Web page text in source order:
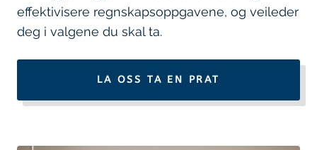
effektivisere regnskapsoppgavene, og veileder
deg i valgene du skal ta.
LA OSS TA EN PRAT